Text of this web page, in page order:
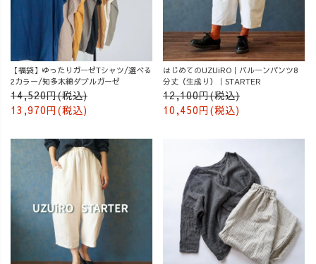
【福袋】ゆったりガーゼTシャツ/選べる
2カラー/知多木綿ダブルガーゼ
14,520円(税込)
13,970円(税込)
はじめてのUZUiRO｜バルーンパンツ8
分丈（生成り）｜STARTER
12,100円(税込)
10,450円(税込)